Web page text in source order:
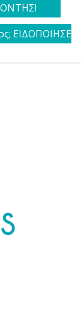
ΕΙΔΟΠΟΙΗΣΕ